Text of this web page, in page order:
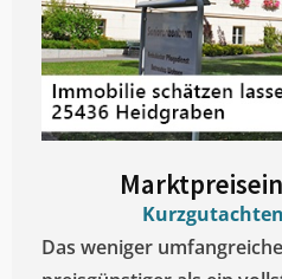
Das weniger